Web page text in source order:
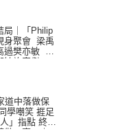
局｜「Philip
身聚會 梁禹
過樊亦敏 超
敏許家傑
道中落做保
學嘲笑 捱足
」指點 終辭
一事」｜